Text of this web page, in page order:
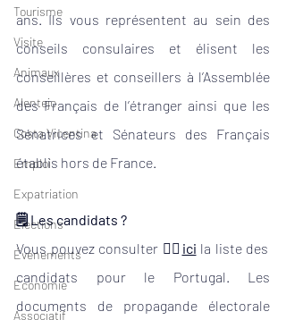
Tourisme
Visite
Animaux
Alentejo
Costa Vicentina
Emploi
Expatriation
Élections
Événements
Economie
Associatif
ans. Ils vous représentent au sein des
conseils consulaires et élisent les
conseillères et conseillers à l’Assemblée
des Français de l’étranger ainsi que les
Sénatrices et Sénateurs des Français
établis hors de France.
🗒 Les candidats ?
Vous pouvez consulter 👉🏼 ici la liste des
candidats pour le Portugal. Les
documents de propagande électorale